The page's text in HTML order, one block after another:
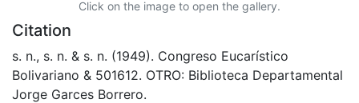
Click on the image to open the gallery.
Citation
s. n., s. n. & s. n. (1949). Congreso Eucarístico
Bolivariano & 501612. OTRO: Biblioteca Departamental
Jorge Garces Borrero.